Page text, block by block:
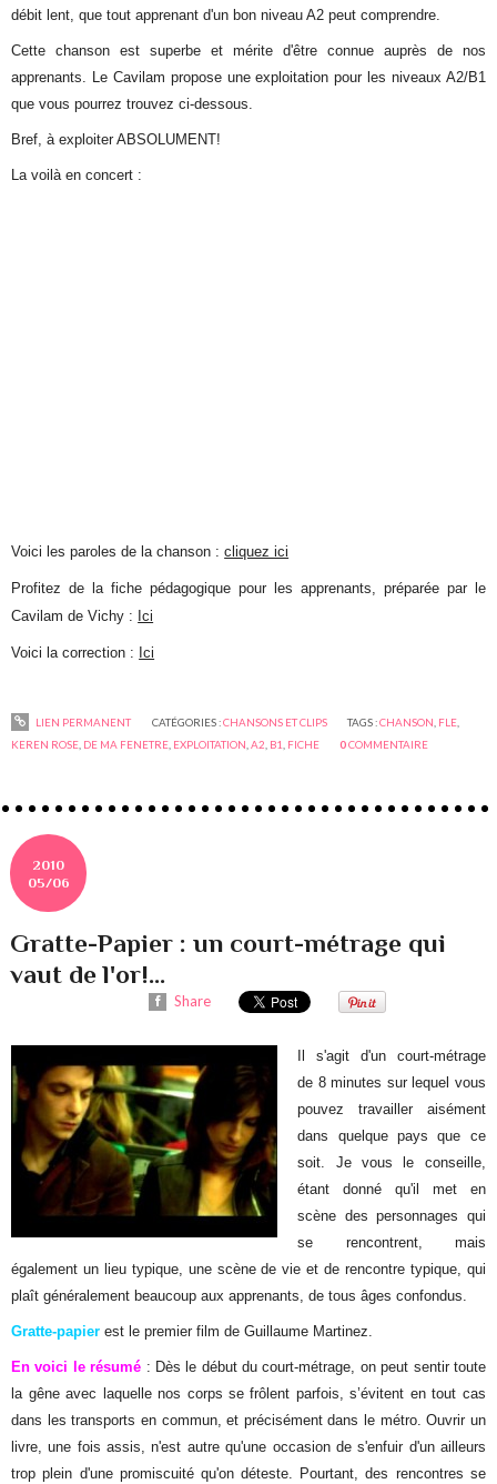
débit lent, que tout apprenant d'un bon niveau A2 peut comprendre.
Cette chanson est superbe et mérite d'être connue auprès de nos
apprenants. Le Cavilam propose une exploitation pour les niveaux A2/B1
que vous pourrez trouvez ci-dessous.
Bref, à exploiter ABSOLUMENT!
La voilà en concert :
Voici les paroles de la chanson :cliquez ici
Profitez de la fiche pédagogique pour les apprenants, préparée par le
Cavilam de Vichy : Ici
Voici la correction : Ici
LIEN PERMANENT CATÉGORIES :CHANSONS ET CLIPS TAGS :CHANSON, FLE,
KEREN ROSE, DE MA FENETRE, EXPLOITATION,A2, B1, FICHE 0COMMENTAIRE
2010
05/06
Gratte-Papier : un court-métrage qui
vaut de l'or!...
Share
Il s'agit d'un court-métrage
de 8 minutes sur lequel vous
pouvez travailler aisément
dans quelque pays que ce
soit. Je vous le conseille,
étant donné qu'il met en
scène des personnages qui
se rencontrent, mais
également un lieu typique, une scène de vie et de rencontre typique, qui
plaît généralement beaucoup aux apprenants, de tous âges confondus.
Gratte-papier est le premier film de Guillaume Martinez.
En voici le résumé : Dès le début du court-métrage, on peut sentir toute
la gêne avec laquelle nos corps se frôlent parfois, s’évitent en tout cas
dans les transports en commun, et précisément dans le métro. Ouvrir un
livre, une fois assis, n'est autre qu'une occasion de s'enfuir d'un ailleurs
trop plein d'une promiscuité qu'on déteste. Pourtant, des rencontres se